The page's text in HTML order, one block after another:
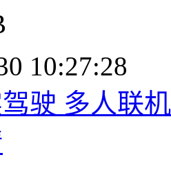
10:27:28
驶 多人联